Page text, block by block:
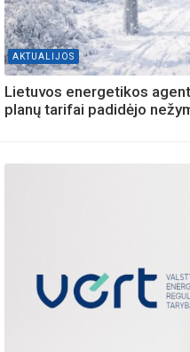
AKTUALIJOS
Lietuvos energetikos
planų tarifai padidėjo